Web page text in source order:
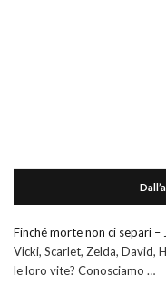
Finché morte non ci separi –
Vicki, Scarlet, Zelda, David,
le loro vite? Conosciamo …